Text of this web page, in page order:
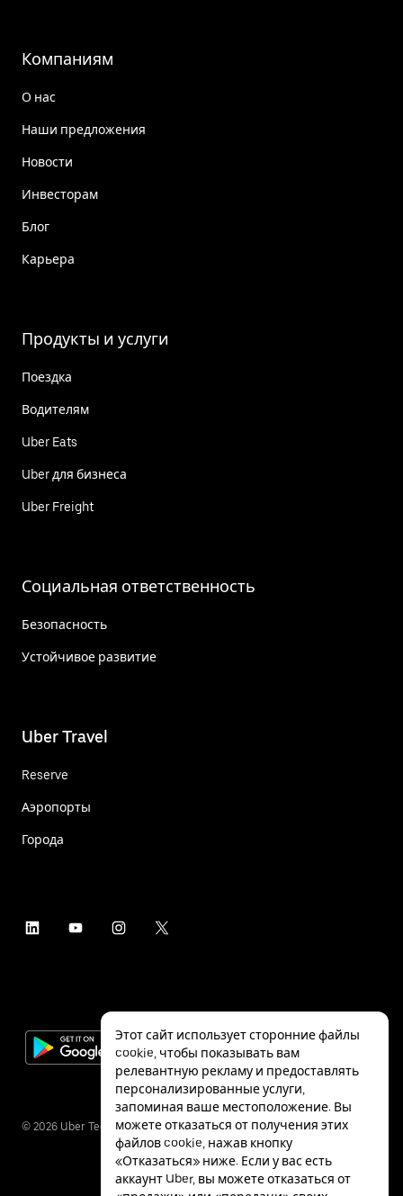
Компаниям
О нас
Наши предложения
Новости
Инвесторам
Блог
Карьера
Продукты и услуги
Поездка
Водителям
Uber Eats
Uber для бизнеса
Uber Freight
Социальная ответственность
Безопасность
Устойчивое развитие
Uber Travel
Reserve
Аэропорты
Города
© 2026 Uber Technologies Inc.
Этот сайт использует сторонние файлы
cookie, чтобы показывать вам
релевантную рекламу и предоставлять
персонализированные услуги,
запоминая ваше местоположение. Вы
можете отказаться от получения этих
файлов cookie, нажав кнопку
«Отказаться» ниже. Если у вас есть
аккаунт Uber, вы можете отказаться от